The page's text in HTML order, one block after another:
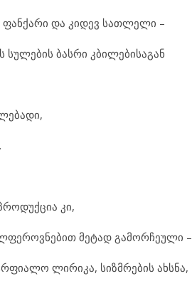
ფანქარი და კიდევ სათლელი –
სულების ბასრი კბილებისაგან
ბადი,
დუქცია კი,
ფეროვნებით მეტად გამორჩეული –
რფიალო ლირიკა, სიზმრების ახსნა,